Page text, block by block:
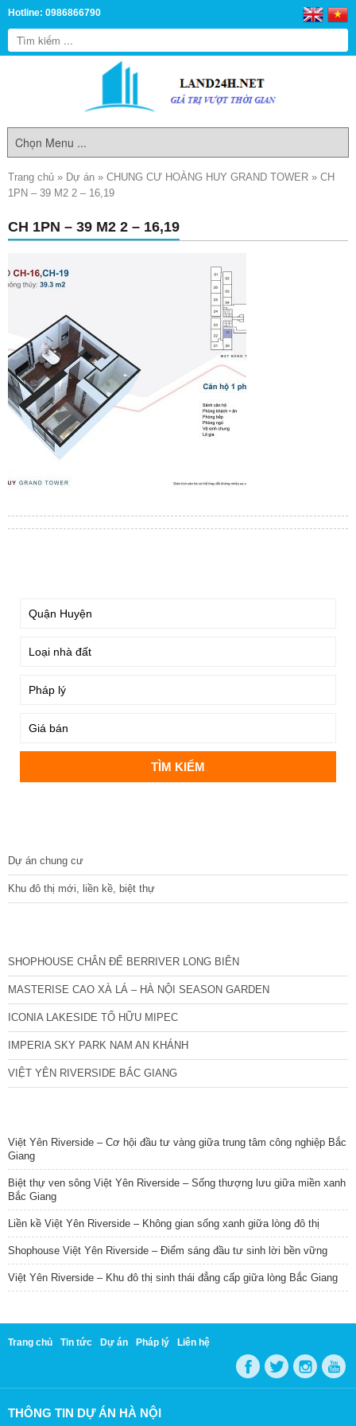
Hotline: 0986866790
Trang chủ » Dự án » CHUNG CƯ HOÀNG HUY GRAND TOWER » CH
1PN – 39 M2 2 – 16,19
CH 1PN – 39 M2 2 – 16,19
Dự án chung cư
Khu đô thị mới, liền kề, biệt thự
SHOPHOUSE CHÂN ĐẾ BERRIVER LONG BIÊN
MASTERISE CAO XÀ LÁ – HÀ NỘI SEASON GARDEN
ICONIA LAKESIDE TỐ HỮU MIPEC
IMPERIA SKY PARK NAM AN KHÁNH
VIỆT YÊN RIVERSIDE BẮC GIANG
Việt Yên Riverside – Cơ hội đầu tư vàng giữa trung tâm công nghiệp Bắc
Giang
Biệt thự ven sông Việt Yên Riverside – Sống thượng lưu giữa miền xanh
Bắc Giang
Liền kề Việt Yên Riverside – Không gian sống xanh giữa lòng đô thị
Shophouse Việt Yên Riverside – Điểm sáng đầu tư sinh lời bền vững
Việt Yên Riverside – Khu đô thị sinh thái đẳng cấp giữa lòng Bắc Giang
Trang chủ Tin tức Dự án Pháp lý Liên hệ
THÔNG TIN DỰ ÁN HÀ NỘI